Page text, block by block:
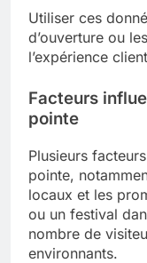
Utiliser ces
d’ouverture ou
l’expérience
Facteurs
pointe
Plusieurs
pointe,
locaux et les
ou un festival
nombre de
environnants.